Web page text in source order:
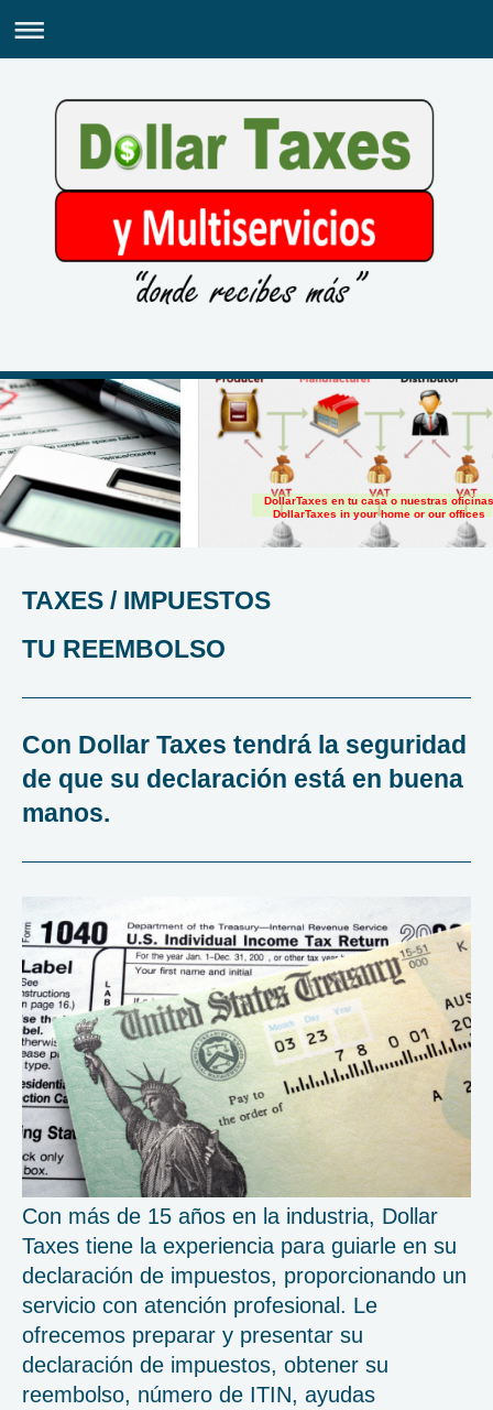
DollarTaxes en tu casa o nuestras oficinas
DollarTaxes in your home or our offices
TAXES / IMPUESTOS
TU REEMBOLSO
Con Dollar Taxes tendrá la seguridad
de que su declaración está en buena
manos.
Con más de 15 años en la industria, Dollar
Taxes tiene la experiencia para guiarle en su
declaración de impuestos, proporcionando un
servicio con atención profesional. Le
ofrecemos preparar y presentar su
declaración de impuestos, obtener su
reembolso, número de ITIN, ayudas